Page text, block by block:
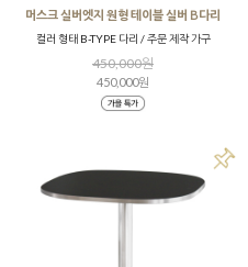
머스크 실버엣지 원형 테이블 실버 B다리
컬러 형태 B-TYPE 다리 / 주문 제작 가구
450,000원
450,000원